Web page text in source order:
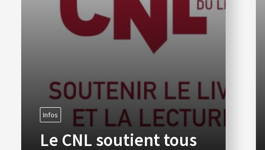
Infos
Le CNL soutient tous